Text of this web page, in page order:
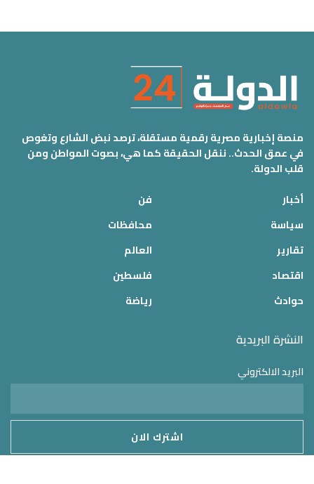
منصة إخبارية مصرية رقمية مستقلة، ترصد نبض الشارع وتغوص
في عمق الحدث.. ننقل الحقيقة كما هي، بصوت المواطن ومن
قلب الدولة.
أخبار
سياسة
تقارير
اقتصاد
حوادث
فن
محافظات
العالم
فلسطين
رياضة
النشرة البريدية
البريد الالكتروني